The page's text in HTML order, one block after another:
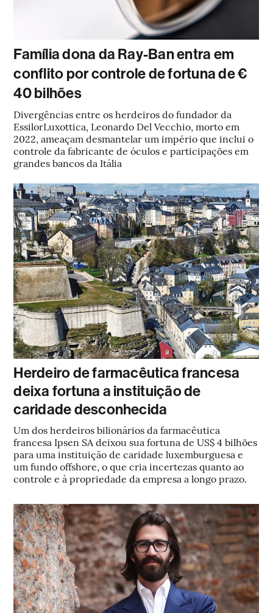
Família dona da Ray-Ban entra em
conflito por controle de fortuna de €
40 bilhões
Divergências entre os herdeiros do fundador da
EssilorLuxottica, Leonardo Del Vecchio, morto em
2022, ameaçam desmantelar um império que inclui o
controle da fabricante de óculos e participações em
grandes bancos da Itália
Herdeiro de farmacêutica francesa
deixa fortuna a instituição de
caridade desconhecida
Um dos herdeiros bilionários da farmacêutica
francesa Ipsen SA deixou sua fortuna de US$ 4 bilhões
para uma instituição de caridade luxemburguesa e
um fundo offshore, o que cria incertezas quanto ao
controle e à propriedade da empresa a longo prazo.